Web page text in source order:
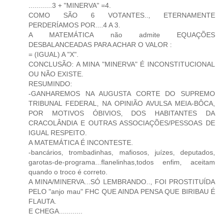
............3 + "MINERVA" =4.
COMO SÃO 6 VOTANTES.., ETERNAMENTE
PERDERÍAMOS POR....4 A 3.
A MATEMÁTICA não admite EQUAÇÕES
DESBALANCEADAS PARA ACHAR O VALOR :
= (IGUAL) A "X".
CONCLUSÃO: A MINA "MINERVA" É INCONSTITUCIONAL
OU NÃO EXISTE.
RESUMINDO:
-GANHAREMOS NA AUGUSTA CORTE DO SUPREMO
TRIBUNAL FEDERAL, NA OPINIÃO AVULSA MEIA-BÔCA,
POR MOTIVOS ÓBIVIOS, DOS HABITANTES DA
CRACOLÂNDIA E OUTRAS ASSOCIAÇÕES/PESSOAS DE
IGUAL RESPEITO.
A MATEMÁTICA É INCONTESTE.
-bancários, trombadinhas, mafiosos, juízes, deputados,
garotas-de-programa...flanelinhas,todos enfim, aceitam
quando o troco é correto.
A MINA/MINERVA...SÓ LEMBRANDO.., FOI PROSTITUÍDA
PELO "anjo mau" FHC QUE AINDA PENSA QUE BIRIBAU É
FLAUTA.
E CHEGA............